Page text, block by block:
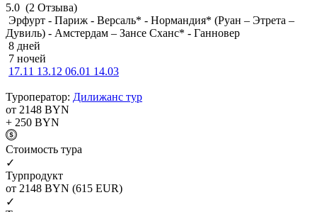
5.0 (2 Отзыва)
Эрфурт - Париж - Версаль* - Нормандия* (Руан – Этрета –
Дувиль) - Амстердам – Зансе Сханс* - Ганновер
8 дней
7 ночей
17.11 13.12 06.01 14.03
Туроператор: Дилижанс тур
от 2148 BYN
+ 250 BYN
Cтоимость тура
✓
Турпродукт
от 2148 BYN (615 EUR)
✓